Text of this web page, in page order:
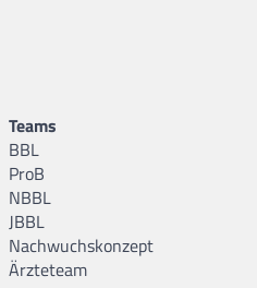
Teams
BBL
ProB
NBBL
JBBL
Nachwuchskonzept
Ärzteteam